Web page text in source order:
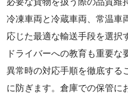
冷凍車両と冷蔵車両、常温車
応じた最適な輸送手段を選択
ドライバーへの教育も重要
異常時の対応手順を徹底する
に防ぎます。倉庫での保管に